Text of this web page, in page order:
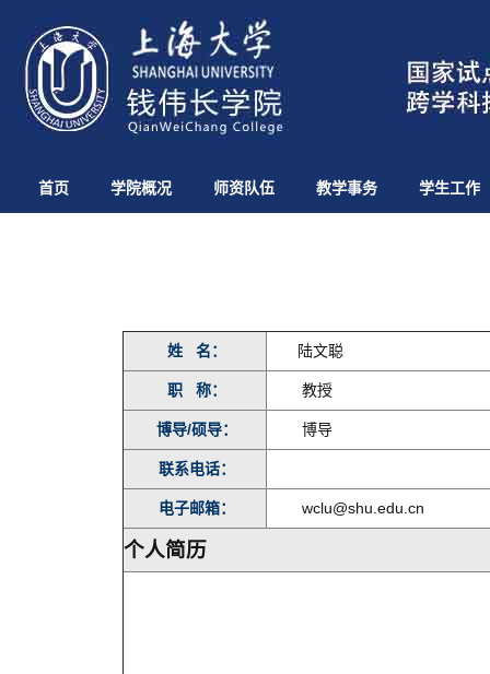
首页 学院概况 师资队伍 教学事务 学生工作
姓 名： 陆文聪
职 称： 教授
博导/硕导： 博导
联系电话：
电子邮箱： wclu@shu.edu.cn
个人简历